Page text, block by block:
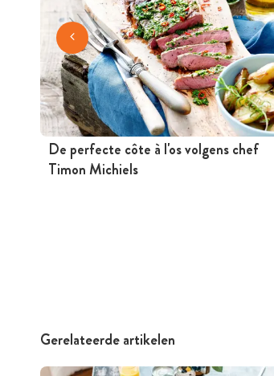
De perfecte côte à l'os volgens chef
Timon Michiels
Gerelateerde artikelen